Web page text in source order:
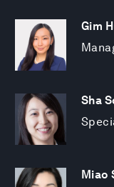
Gim
Sha
Miao